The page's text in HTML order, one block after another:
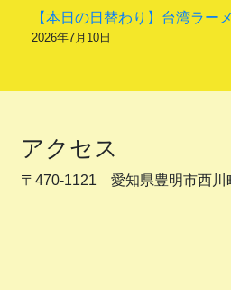
【本日の日替わり】台湾ラー
2026年7月10日
アクセス
〒470-1121 愛知県豊明市西川